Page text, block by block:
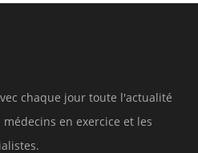
chaque jour toute l'actualité
en exercice et les